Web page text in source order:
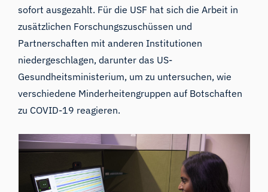
sofort ausgezahlt. Für die USF hat sich die Arbeit in
zusätzlichen Forschungszuschüssen und
Partnerschaften mit anderen Institutionen
niedergeschlagen, darunter das US-
Gesundheitsministerium, um zu untersuchen, wie
verschiedene Minderheitengruppen auf Botschaften
zu COVID-19 reagieren.